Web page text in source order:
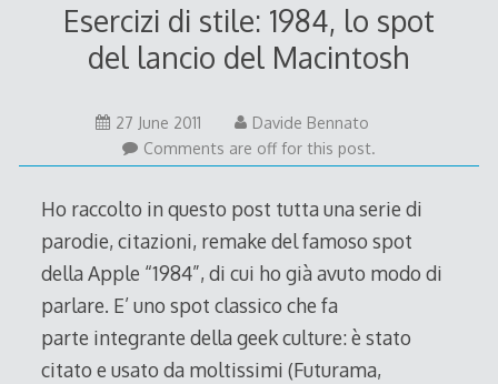
Esercizi di stile: 1984, lo spot
del lancio del Macintosh
27 June 201125
June
2011
Davide Bennato
Comments are off for this post.
Ho raccolto in questo post tutta una serie di
parodie, citazioni, remake del famoso spot
della Apple “1984”, di cui ho già avuto modo di
parlare. E’ uno spot classico che fa
parte integrante della geek culture: è stato
citato e usato da moltissimi (Futurama,